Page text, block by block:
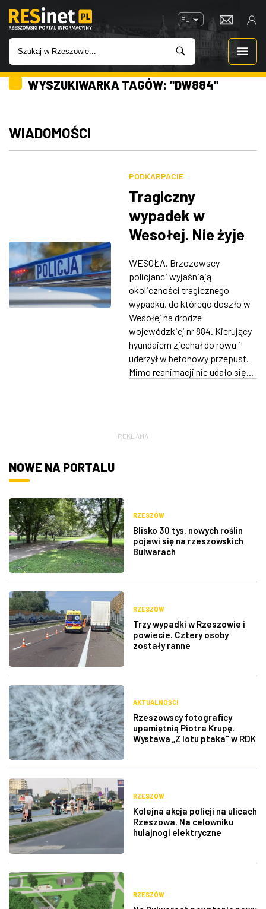
PL
WIADOMOŚCI
INWESTYCJE
GASTRONOMIA
ZDJĘCIA
WYSZUKIWARKA TAGÓW: "DW884"
WIADOMOŚCI
PODKARPACIE
Tragiczny
wypadek w
Wesołej. Nie żyje
WESOŁA. Brzozowscy
policjanci wyjaśniają
okoliczności tragicznego
wypadku, do którego doszło w
Wesołej na drodze
wojewódzkiej nr 884. Kierujący
hyundaiem zjechał do rowu i
uderzył w betonowy przepust.
Mimo reanimacji nie udało się...
REKLAMA
NOWE NA PORTALU
RZESZÓW
Blisko 30 tys. nowych roślin
pojawi się na rzeszowskich
Bulwarach
RZESZÓW
Trzy wypadki w Rzeszowie i
powiecie. Cztery osoby
zostały ranne
AKTUALNOŚCI
Rzeszowscy fotograficy
upamiętnią Piotra Krupę.
Wystawa „Z lotu ptaka" w RDK
RZESZÓW
Kolejna akcja policji na ulicach
Rzeszowa. Na celowniku
hulajnogi elektryczne
RZESZÓW